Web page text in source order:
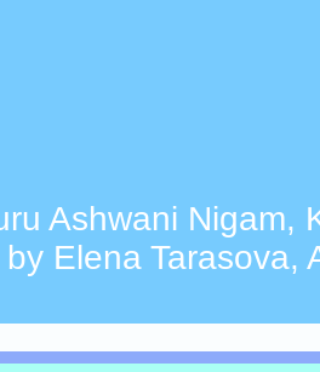
Ashwani Nigam,
Elena Tarasova,